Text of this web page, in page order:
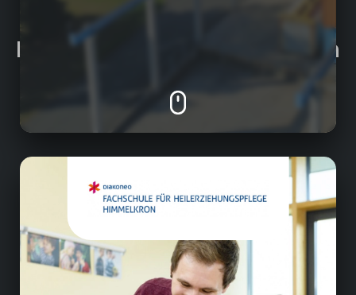
Unsere Unternehmen
In Kulmbach und der Region
Ausbildung
Fortbildung
Netzwerkarbeit mit Ausbildungsstellen
Öffentlichkeitsarbeit